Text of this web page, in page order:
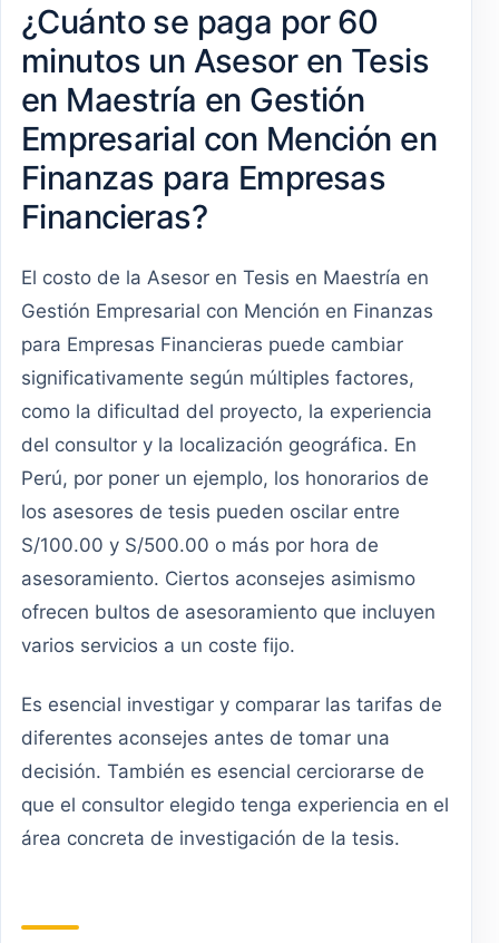
¿Cuánto se paga por 60
minutos un Asesor en Tesis
en Maestría en Gestión
Empresarial con Mención en
Finanzas para Empresas
Financieras?
El costo de la Asesor en Tesis en Maestría en
Gestión Empresarial con Mención en Finanzas
para Empresas Financieras puede cambiar
significativamente según múltiples factores,
como la dificultad del proyecto, la experiencia
del consultor y la localización geográfica. En
Perú, por poner un ejemplo, los honorarios de
los asesores de tesis pueden oscilar entre
S/100.00 y S/500.00 o más por hora de
asesoramiento. Ciertos aconsejes asimismo
ofrecen bultos de asesoramiento que incluyen
varios servicios a un coste fijo.
Es esencial investigar y comparar las tarifas de
diferentes aconsejes antes de tomar una
decisión. También es esencial cerciorarse de
que el consultor elegido tenga experiencia en el
área concreta de investigación de la tesis.